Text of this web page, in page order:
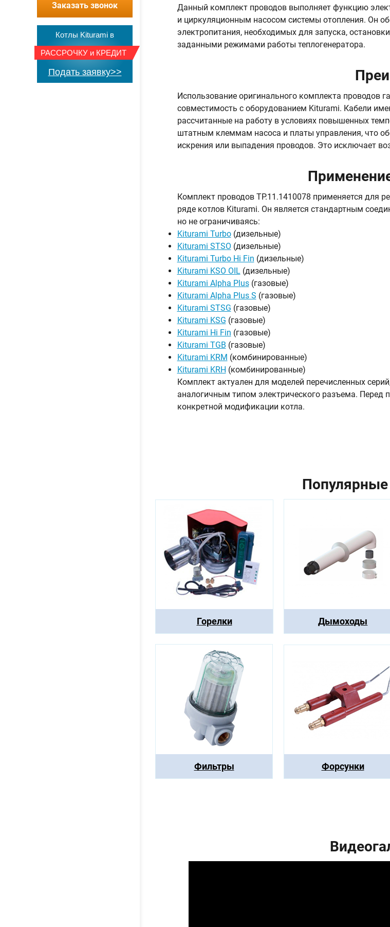
Данный комплект проводов выполняет функцию
и циркуляционным насосом системы отопления. Он
электропитания, необходимых для запуска,
заданными режимами работы теплогенератора.
Использование оригинального комплекта проводов
совместимость с оборудованием Kiturami. Кабели
рассчитанные на работу в условиях повышенных
штатным клеммам насоса и платы управления, что
искрения или выпадения проводов. Это исключает
Комплект проводов TP.11.1410078 применяется для
ряде котлов Kiturami. Он является стандартным
но не ограничиваясь:
Kiturami Turbo(дизельные)
Kiturami STSO (дизельные)
Kiturami Turbo Hi Fin (дизельные)
Kiturami KSO OIL (дизельные)
Kiturami Alpha Plus(газовые)
Kiturami Alpha Plus S (газовые)
Kiturami STSG (газовые)
Kiturami KSG (газовые)
Kiturami Hi Fin (газовые)
Kiturami TGB (газовые)
Kiturami KRM (комбинированные)
Kiturami KRH (комбинированные)
Комплект актуален для моделей перечисленных
аналогичным типом электрического разъема. Перед
конкретной модификации котла.
Популярные
Горелки Дымоходы
Фильтры Форсунки
Заказать звонок
Котлы Kiturami в
РАССРОЧКУ и КРЕДИТ
Подать заявку>>